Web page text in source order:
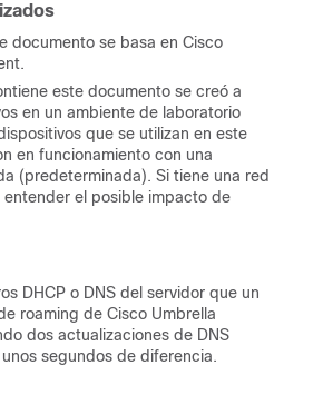
documento se basa en Cisco
este documento se creó a
en un ambiente de laboratorio
que se utilizan en este
en funcionamiento con una
(predeterminada). Si tiene una red
entender el posible impacto de
DHCP o DNS del servidor que un
roaming de Cisco Umbrella
dos actualizaciones de DNS
segundos de diferencia.